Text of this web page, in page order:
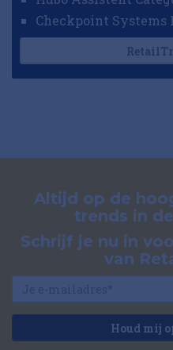
Altijd op de
trends in
Schrijf je nu in
van
Houd mij